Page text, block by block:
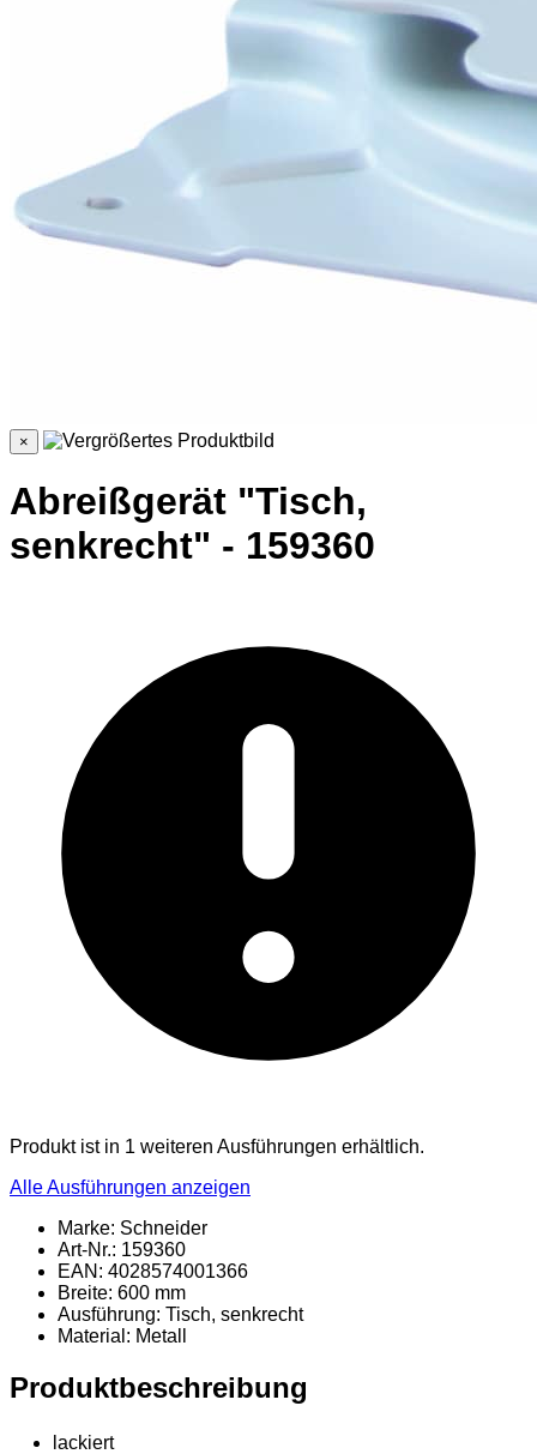
×
Abreißgerät "Tisch,
senkrecht" - 159360
Produkt ist in 1 weiteren Ausführungen erhältlich.
Alle Ausführungen anzeigen
Marke: Schneider
Art-Nr.: 159360
EAN: 4028574001366
Breite: 600 mm
Ausführung: Tisch, senkrecht
Material : Metall
Produktbeschreibung
lackiert